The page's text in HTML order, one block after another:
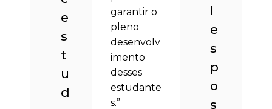
e
s
t
u
d
l
e
s
p
o
s
garantir o
pleno
desenvolv
imento
desses
estudante
s.”